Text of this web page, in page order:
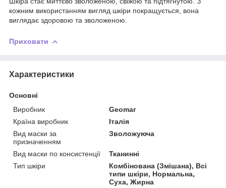
кожним використанням вигляд шкіри покращується, вона
виглядає здоровою та зволоженою.
Приховати
Характеристики
Основні
Виробник
Geomar
Країна виробник
Італія
Вид маски за
призначенням
Зволожуюча
Вид маски по консистенції
Тканинні
Тип шкіри
Комбінована (Змішана), Всі
типи шкіри, Нормальна,
Суха, Жирна